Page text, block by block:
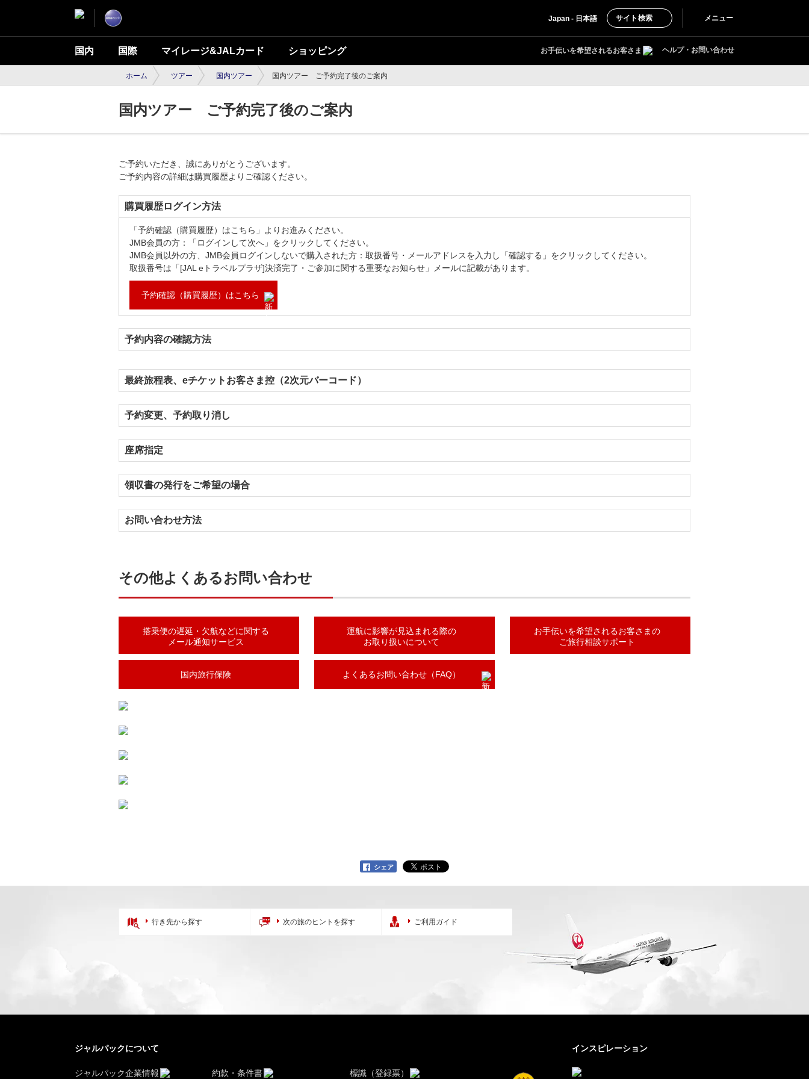
Japan - 日本語 サイト検索 メニュー
国内 国際 マイレージ&JALカード ショッピング お手伝いを希望されるお客さま ヘルプ・お問い合わせ
ホーム ツアー 国内ツアー 国内ツアー ご予約完了後のご案内
国内ツアー ご予約完了後のご案内
ご予約いただき、誠にありがとうございます。
ご予約内容の詳細は購買履歴よりご確認ください。
購買履歴ログイン方法
「予約確認（購買履歴）はこちら」よりお進みください。
JMB会員の方：「ログインして次へ」をクリックしてください。
JMB会員以外の方、JMB会員ログインしないで購入された方：取扱番号・メールアドレスを入力し「確認する」をクリックしてください。
取扱番号は「[JAL eトラベルプラザ]決済完了・ご参加に関する重要なお知らせ」メールに記載があります。
予約確認（購買履歴）はこちら
予約内容の確認方法
最終旅程表、eチケットお客さま控（2次元バーコード）
予約変更、予約取り消し
座席指定
領収書の発行をご希望の場合
お問い合わせ方法
その他よくあるお問い合わせ
搭乗便の遅延・欠航などに関する
メール通知サービス
運航に影響が見込まれる際の
お取り扱いについて
お手伝いを希望されるお客さまの
ご旅行相談サポート
国内旅行保険 よくあるお問い合わせ（FAQ）
シェア
行き先から探す 次の旅のヒントを探す ご利用ガイド
ジャルパックについて
ジャルパック企業情報 約款・条件書 標識（登録票）
インスピレーション